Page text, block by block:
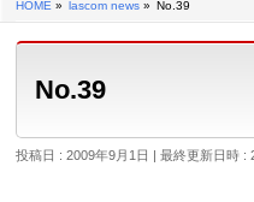
HOME » lascom news » No.39
No.39
投稿日 : 2009年9月1日 最終更新日時 :